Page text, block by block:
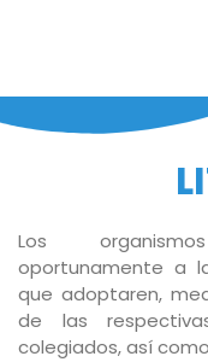
Los
oportunamente a
que adoptaren,
de las
colegiados, así